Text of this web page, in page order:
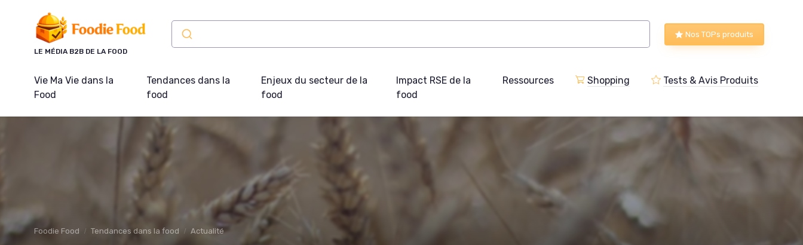
LE MÉDIA B2B DE LA FOOD
Nos TOPs produits
Vie Ma Vie dans la
Food
Tendances dans la
food
Enjeux du secteur de la
food
Impact RSE de la
food
Ressources Shopping Tests & Avis Produits
Foodie Food Tendances dans la food Actualité